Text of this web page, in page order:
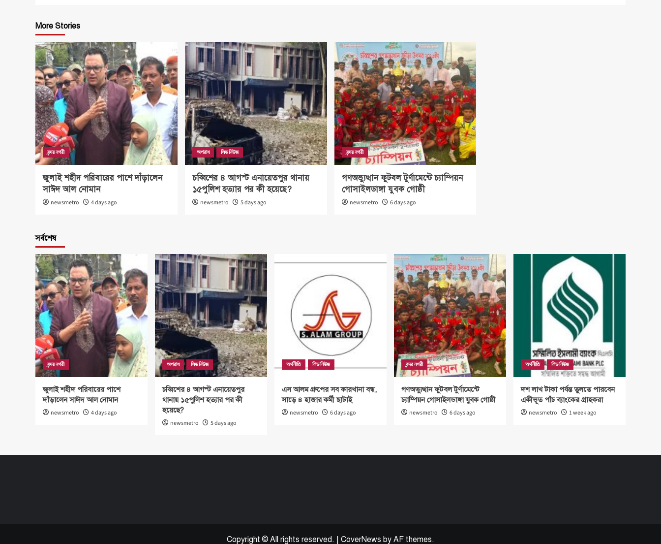
More Stories
বন্দর নগরী
জুলাই শহীদ পরিবারের পাশে দাঁড়ালেন
সাঈদ আল নোমান
newsmetro 4 days ago
অপরাধ লিড নিউজ
চব্বিশের ৪ আগস্ট এনায়েতপুর থানায়
১৫পুলিশ হত্যার পর কী হয়েছে?
newsmetro 5 days ago
বন্দর নগরী
গণঅভ্যুত্থান ফুটবল টুর্ণামেন্টে চ্যাম্পিয়ন
গোসাইলডাঙ্গা যুবক গোষ্ঠী
newsmetro 6 days ago
সর্বশেষ
বন্দর নগরী
জুলাই শহীদ পরিবারের পাশে
দাঁড়ালেন সাঈদ আল নোমান
newsmetro 4 days ago
অপরাধ লিড নিউজ
চব্বিশের ৪ আগস্ট এনায়েতপুর
থানায় ১৫পুলিশ হত্যার পর কী
হয়েছে?
newsmetro 5 days ago
অর্থনীতি লিড নিউজ
এস আলম গ্রুপের সব কারখানা বন্ধ,
সাড়ে ৪ হাজার কর্মী ছাটাই
newsmetro 6 days ago
বন্দর নগরী
গণঅভ্যুত্থান ফুটবল টুর্ণামেন্টে
চ্যাম্পিয়ন গোসাইলডাঙ্গা যুবক গোষ্ঠী
newsmetro 6 days ago
অর্থনীতি লিড নিউজ
দশ লাখ টাকা পর্যন্ত তুলতে পারবেন
একীভূত পাঁচ ব্যাংকের গ্রাহকরা
newsmetro 1 week ago
Copyright © All rights reserved. | CoverNews by AF themes.